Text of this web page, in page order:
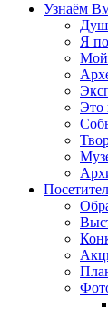
Узнаём
Я
Мой
Это